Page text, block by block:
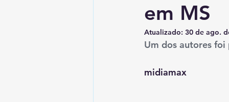
em MS
Atualizado: 30 de ago.
Um dos autores foi
midiamax